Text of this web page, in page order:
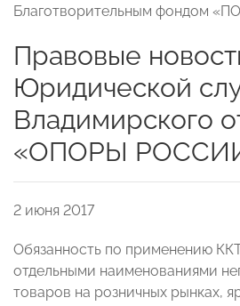
Благотворительным фондом
Правовые
Юридической
Владимирского
«ОПОРЫ
2 июня 2017
Обязанность по применению
отдельными наименованиями
товаров на розничных рынках,